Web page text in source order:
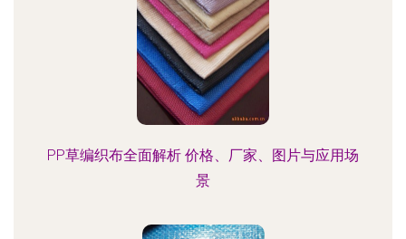
PP草编织布全面解析 价格、厂家、图片与应用场
景